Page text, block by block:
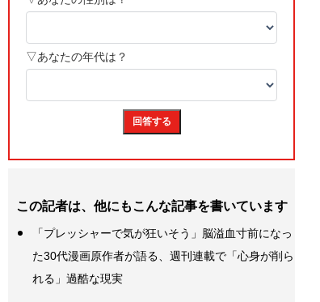
この記者は、他にもこんな記事を書いています
「プレッシャーで気が狂いそう」脳溢血寸前になっ
た30代漫画原作者が語る、週刊連載で「心身が削ら
れる」過酷な現実